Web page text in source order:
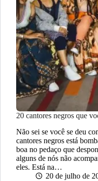
20 cantores negros que
Não sei se você se deu
cantores negros está
boa no pedaço que
alguns de nós não
eles. Está na…
20 de julho de